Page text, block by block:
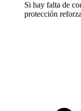
Si hay falta de
protección